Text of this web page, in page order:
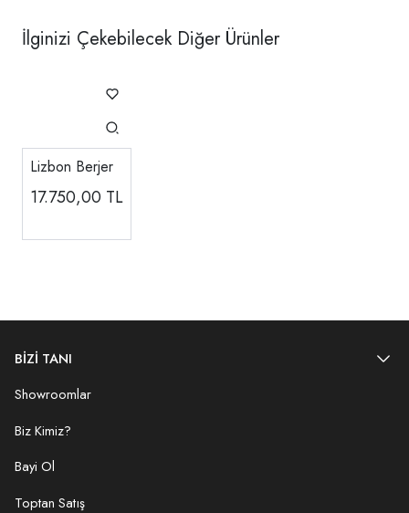
İlginizi Çekebilecek Diğer Ürünler
Lizbon Berjer
17.750,00 TL
BİZİ TANI
Showroomlar
Biz Kimiz?
Bayi Ol
Toptan Satış